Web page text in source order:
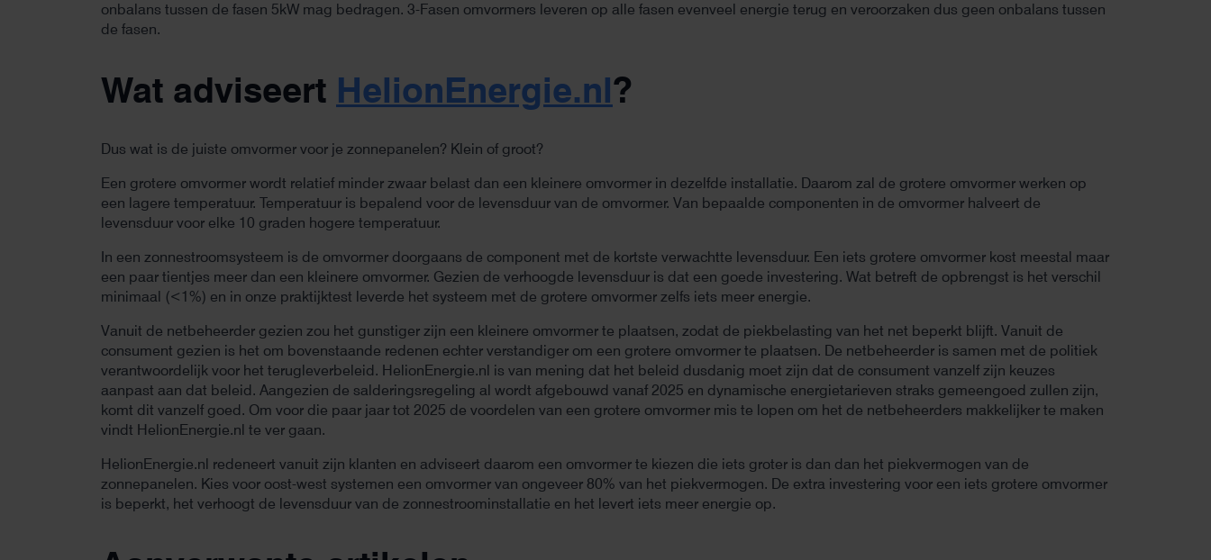
onbalans tussen de fasen 5kW mag bedragen. 3-Fasen omvormers leveren op alle fasen evenveel energie terug en veroorzaken dus geen onbalans tussen
de fasen.
Wat adviseert HelionEnergie.nl?
Dus wat is de juiste omvormer voor je zonnepanelen? Klein of groot?
Een grotere omvormer wordt relatief minder zwaar belast dan een kleinere omvormer in dezelfde installatie. Daarom zal de grotere omvormer werken op
een lagere temperatuur. Temperatuur is bepalend voor de levensduur van de omvormer. Van bepaalde componenten in de omvormer halveert de
levensduur voor elke 10 graden hogere temperatuur.
In een zonnestroomsysteem is de omvormer doorgaans de component met de kortste verwachtte levensduur. Een iets grotere omvormer kost meestal maar
een paar tientjes meer dan een kleinere omvormer. Gezien de verhoogde levensduur is dat een goede investering. Wat betreft de opbrengst is het verschil
minimaal (<1%) en in onze praktijktest leverde het systeem met de grotere omvormer zelfs iets meer energie.
Vanuit de netbeheerder gezien zou het gunstiger zijn een kleinere omvormer te plaatsen, zodat de piekbelasting van het net beperkt blijft. Vanuit de
consument gezien is het om bovenstaande redenen echter verstandiger om een grotere omvormer te plaatsen. De netbeheerder is samen met de politiek
verantwoordelijk voor het terugleverbeleid. HelionEnergie.nl is van mening dat het beleid dusdanig moet zijn dat de consument vanzelf zijn keuzes
aanpast aan dat beleid. Aangezien de salderingsregeling al wordt afgebouwd vanaf 2025 en dynamische energietarieven straks gemeengoed zullen zijn,
komt dit vanzelf goed. Om voor die paar jaar tot 2025 de voordelen van een grotere omvormer mis te lopen om het de netbeheerders makkelijker te maken
vindt HelionEnergie.nl te ver gaan.
HelionEnergie.nl redeneert vanuit zijn klanten en adviseert daarom een omvormer te kiezen die iets groter is dan dan het piekvermogen van de
zonnepanelen. Kies voor oost-west systemen een omvormer van ongeveer 80% van het piekvermogen. De extra investering voor een iets grotere omvormer
is beperkt, het verhoogt de levensduur van de zonnestroominstallatie en het levert iets meer energie op.